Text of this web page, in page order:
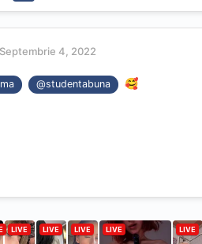
Septembrie 4, 2022
@studentabuna 🥰